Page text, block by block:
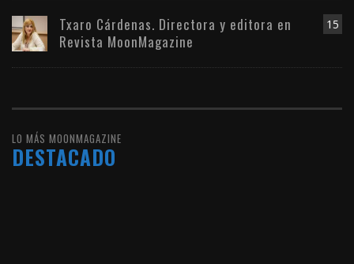
15
Txaro Cárdenas. Directora y editora en
Revista MoonMagazine
LO MÁS MOONMAGAZINE
DESTACADO